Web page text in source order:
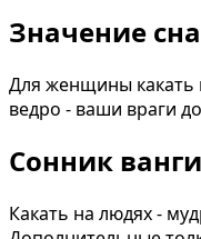
Значение
Для женщины какать
ведро - ваши враги
Сонник
Какать на людях -